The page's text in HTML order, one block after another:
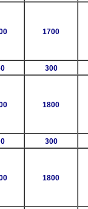
1700
300
1800
300
1800